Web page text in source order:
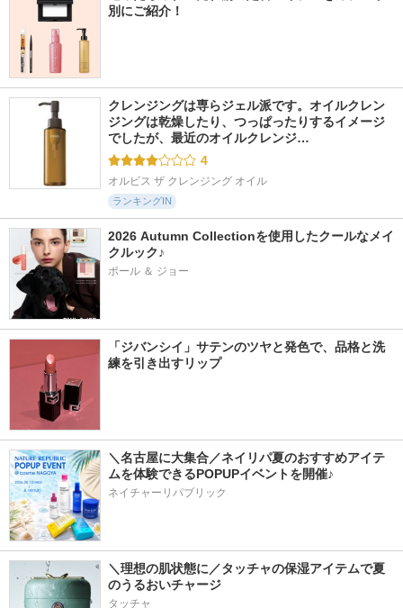
別にご紹介！
クレンジングは専らジェル派です。オイルクレン
ジングは乾燥したり、つっぱったりするイメージ
でしたが、最近のオイルクレンジ…
4
オルビス ザ クレンジング オイル
ランキングIN
2026 Autumn Collectionを使用したクールなメイ
クルック♪
ポール ＆ ジョー
「ジバンシイ」サテンのツヤと発色で、品格と洗
練を引き出すリップ
＼名古屋に大集合／ネイリパ夏のおすすめアイテ
ムを体験できるPOPUPイベントを開催♪
ネイチャーリパブリック
＼理想の肌状態に／タッチャの保湿アイテムで夏
のうるおいチャージ
タッチャ